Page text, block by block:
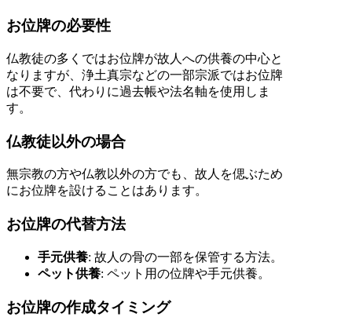
お位牌の必要性
仏教徒の多くではお位牌が故人への供養の中心と
なりますが、浄土真宗などの一部宗派ではお位牌
は不要で、代わりに過去帳や法名軸を使用しま
す。
仏教徒以外の場合
無宗教の方や仏教以外の方でも、故人を偲ぶため
にお位牌を設けることはあります。
お位牌の代替方法
手元供養: 故人の骨の一部を保管する方法。
ペット供養: ペット用の位牌や手元供養。
お位牌の作成タイミング